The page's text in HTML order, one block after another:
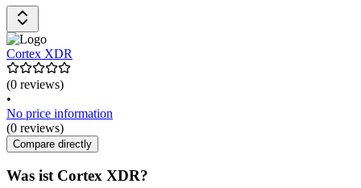
Cortex XDR
(0 reviews)
•
No price information
(0 reviews)
Compare directly
Was ist Cortex XDR?